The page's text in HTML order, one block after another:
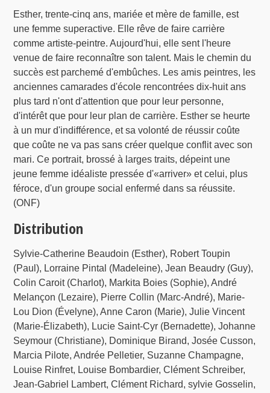
Esther, trente-cinq ans, mariée et mère de famille, est
une femme superactive. Elle rêve de faire carrière
comme artiste-peintre. Aujourd'hui, elle sent l'heure
venue de faire reconnaître son talent. Mais le chemin du
succès est parchemé d'embûches. Les amis peintres, les
anciennes camarades d'école rencontrées dix-huit ans
plus tard n'ont d'attention que pour leur personne,
d'intérêt que pour leur plan de carrière. Esther se heurte
à un mur d'indifférence, et sa volonté de réussir coûte
que coûte ne va pas sans créer quelque conflit avec son
mari. Ce portrait, brossé à larges traits, dépeint une
jeune femme idéaliste pressée d'«arriver» et celui, plus
féroce, d'un groupe social enfermé dans sa réussite.
(ONF)
Distribution
Sylvie-Catherine Beaudoin (Esther), Robert Toupin
(Paul), Lorraine Pintal (Madeleine), Jean Beaudry (Guy),
Colin Caroit (Charlot), Markita Boies (Sophie), André
Melançon (Lezaire), Pierre Collin (Marc-André), Marie-
Lou Dion (Évelyne), Anne Caron (Marie), Julie Vincent
(Marie-Élizabeth), Lucie Saint-Cyr (Bernadette), Johanne
Seymour (Christiane), Dominique Birand, Josée Cusson,
Marcia Pilote, Andrée Pelletier, Suzanne Champagne,
Louise Rinfret, Louise Bombardier, Clément Schreiber,
Jean-Gabriel Lambert, Clément Richard, sylvie Gosselin,